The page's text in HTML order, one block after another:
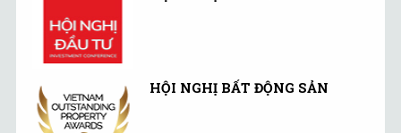
HỘI NGHỊ BẤT ĐỘNG SẢN